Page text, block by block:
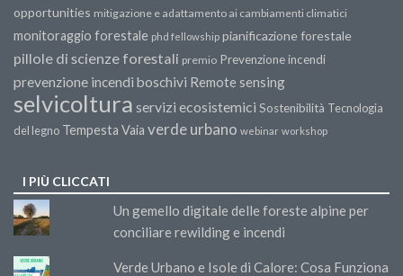
opportunities mitigazione e adattamento ai cambiamenti climatici
monitoraggio forestale phd fellowship pianificazione forestale
pillole di scienze forestali premio Prevenzione incendi
prevenzione incendi boschivi Remote sensing
selvicoltura servizi ecosistemici Sostenibilità Tecnologia
del legno Tempesta Vaia verde urbano webinar workshop
I PIÙ CLICCATI
Un gemello digitale delle foreste alpine per
conciliare rewilding e incendi
Verde Urbano e Isole di Calore: Cosa Funziona